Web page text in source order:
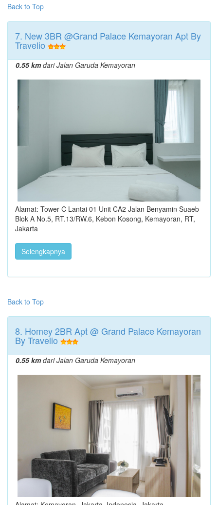
Back to Top
7. New 3BR @Grand Palace Kemayoran Apt By
Travelio
0.55 kmdari Jalan Garuda Kemayoran
Alamat: Tower C Lantai 01 Unit CA2 Jalan Benyamin Suaeb
Blok A No.5, RT.13/RW.6, Kebon Kosong, Kemayoran, RT,
Jakarta
Selengkapnya
Back to Top
8. Homey 2BR Apt @ Grand Palace Kemayoran
By Travelio
0.55 kmdari Jalan Garuda Kemayoran